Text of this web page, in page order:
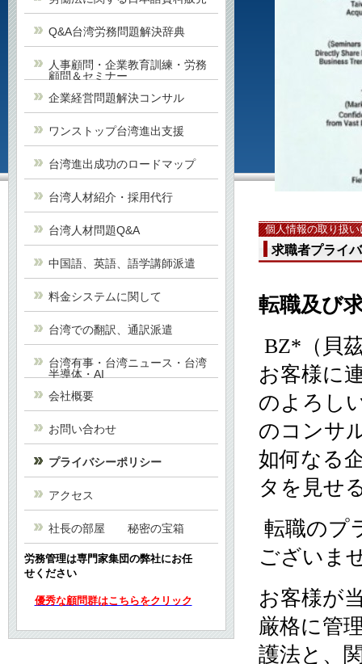
Q&A台湾労務問題解決辞典
人事顧問・企業教育訓練・労務
顧問＆セミナー
企業経営問題解決コンサル
ワンストップ台湾進出支援
台湾進出成功のロードマップ
台湾人材紹介・採用代行
台湾人材問題Q&A
中国語、英語、語学講師派遣
料金システムに関して
台湾での翻訳、通訳派遣
台湾有事・台湾ニュース・台湾
半導体・AI
会社概要
お問い合わせ
プライバシーポリシー
アクセス
社長の部屋 秘密の宝箱
労務管理は専門家集団の弊社にお任
せください
優秀な顧問群はこちらをクリック
個人情報の取り扱
求職者プライ
転職及び
BZ*（貝
お客様に
のよろし
のコンサ
如何なる
タを見せ
転職のプ
ございま
お客様が
厳格に管
護法と、